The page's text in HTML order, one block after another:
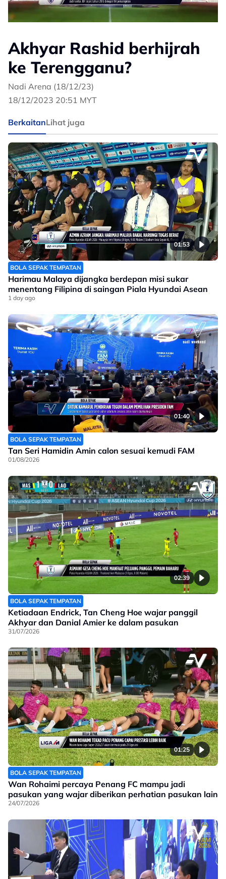
Akhyar Rashid berhijrah
ke Terengganu?
Nadi Arena (18/12/23)
18/12/2023 20:51 MYT
BerkaitanLihat juga
01:53
BOLA SEPAK TEMPATAN
Harimau Malaya dijangka berdepan misi sukar
menentang Filipina di saingan Piala Hyundai Asean
1 day ago
01:40
BOLA SEPAK TEMPATAN
Tan Seri Hamidin Amin calon sesuai kemudi FAM
01/08/2026
02:39
BOLA SEPAK TEMPATAN
Ketiadaan Endrick, Tan Cheng Hoe wajar panggil
Akhyar dan Danial Amier ke dalam pasukan
31/07/2026
01:25
BOLA SEPAK TEMPATAN
Wan Rohaimi percaya Penang FC mampu jadi
pasukan yang wajar diberikan perhatian pasukan lain
24/07/2026